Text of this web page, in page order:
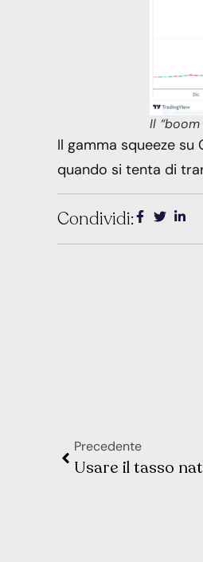
Il
Il gamma squeeze
quando si tenta di
Condividi:
Precedente
Usare il tasso